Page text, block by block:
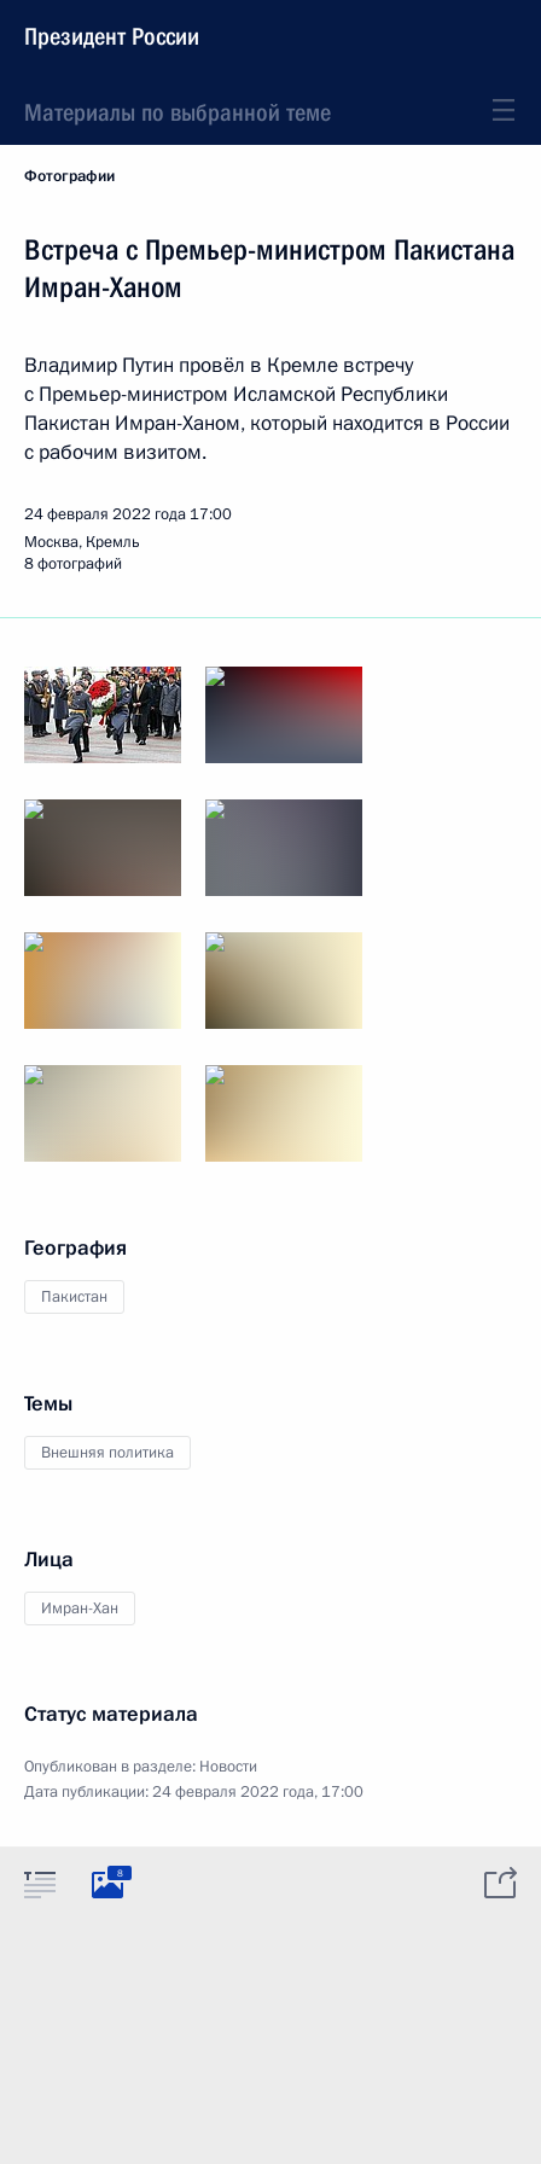
Президент России
Материалы по выбранной теме
Фотографии
Встреча с Премьер-министром Пакистана
Имран-Ханом
Владимир Путин провёл в Кремле встречу
с Премьер-министром Исламской Республики
Пакистан Имран-Ханом, который находится в России
с рабочим визитом.
24 февраля 2022 года 17:00
Москва, Кремль
8 фотографий
География
Пакистан
Темы
Внешняя политика
Лица
Имран-Хан
Статус материала
Опубликован в разделе: Новости
Дата публикации:24 февраля 2022 года, 17:00
8